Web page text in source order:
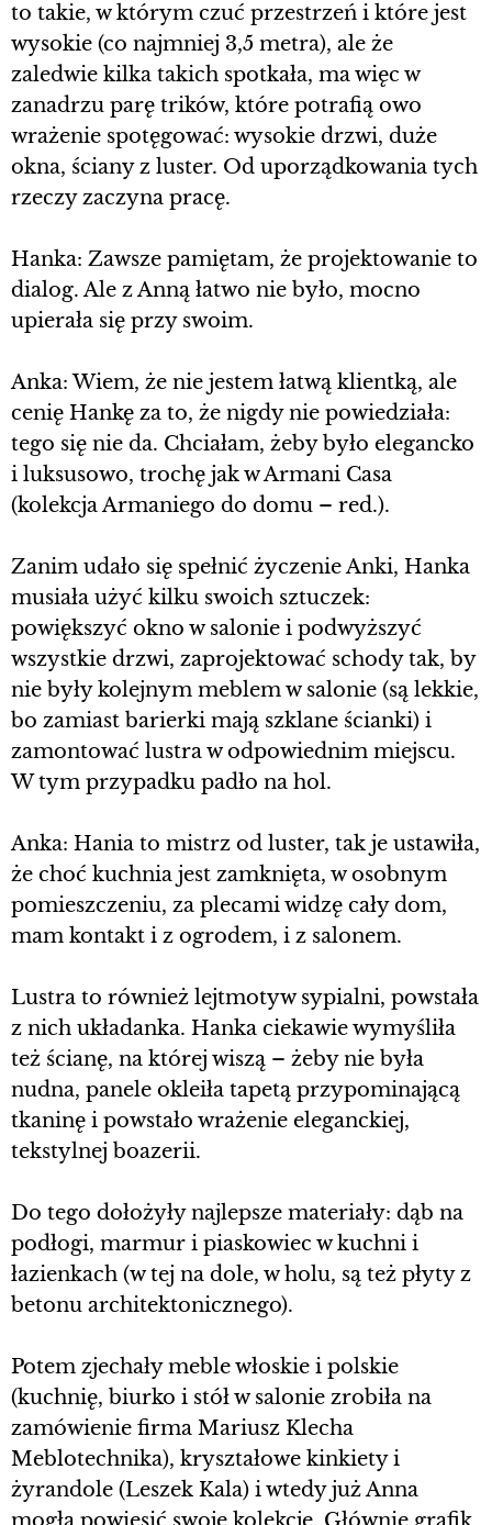
to takie, w którym czuć przestrzeń i które jest
wysokie (co najmniej 3,5 metra), ale że
zaledwie kilka takich spotkała, ma więc w
zanadrzu parę trików, które potrafią owo
wrażenie spotęgować: wysokie drzwi, duże
okna, ściany z luster. Od uporządkowania tych
rzeczy zaczyna pracę.
Hanka: Zawsze pamiętam, że projektowanie to
dialog. Ale z Anną łatwo nie było, mocno
upierała się przy swoim.
Anka: Wiem, że nie jestem łatwą klientką, ale
cenię Hankę za to, że nigdy nie powiedziała:
tego się nie da. Chciałam, żeby było elegancko
i luksusowo, trochę jak w Armani Casa
(kolekcja Armaniego do domu – red.).
Zanim udało się spełnić życzenie Anki, Hanka
musiała użyć kilku swoich sztuczek:
powiększyć okno w salonie i podwyższyć
wszystkie drzwi, zaprojektować schody tak, by
nie były kolejnym meblem w salonie (są lekkie,
bo zamiast barierki mają szklane ścianki) i
zamontować lustra w odpowiednim miejscu.
W tym przypadku padło na hol.
Anka: Hania to mistrz od luster, tak je ustawiła,
że choć kuchnia jest zamknięta, w osobnym
pomieszczeniu, za plecami widzę cały dom,
mam kontakt i z ogrodem, i z salonem.
Lustra to również lejtmotyw sypialni, powstała
z nich układanka. Hanka ciekawie wymyśliła
też ścianę, na której wiszą – żeby nie była
nudna, panele okleiła tapetą przypominającą
tkaninę i powstało wrażenie eleganckiej,
tekstylnej boazerii.
Do tego dołożyły najlepsze materiały: dąb na
podłogi, marmur i piaskowiec w kuchni i
łazienkach (w tej na dole, w holu, są też płyty z
betonu architektonicznego).
Potem zjechały meble włoskie i polskie
(kuchnię, biurko i stół w salonie zrobiła na
zamówienie firma Mariusz Klecha
Meblotechnika), kryształowe kinkiety i
żyrandole (Leszek Kala) i wtedy już Anna